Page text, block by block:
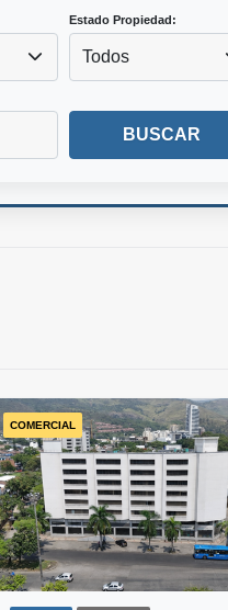
Estado Propiedad:
Todos
BUSCAR
COMERCIAL